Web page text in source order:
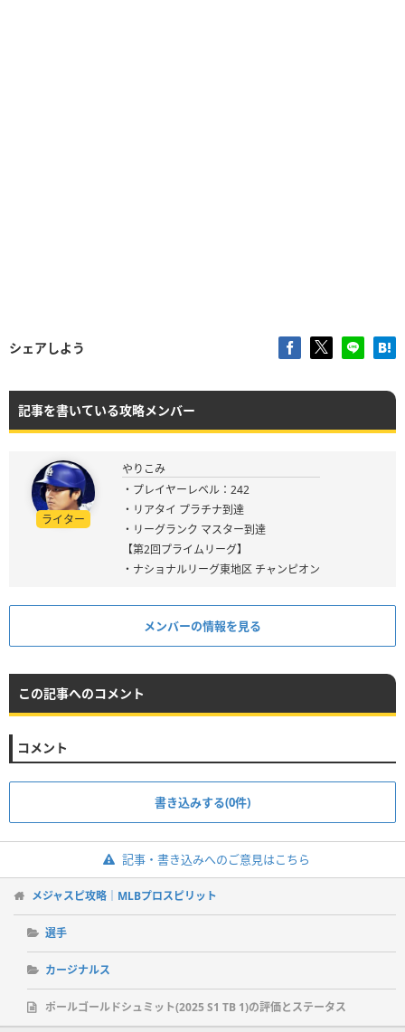
シェアしよう
記事を書いている攻略メンバー
ライター
やりこみ
・プレイヤーレベル：242
・リアタイ プラチナ到達
・リーグランク マスター到達
【第2回プライムリーグ】
・ナショナルリーグ東地区 チャンピオン
メンバーの情報を見る
この記事へのコメント
コメント
書き込みする(0件)
記事・書き込みへのご意見はこちら
メジャスピ攻略｜MLBプロスピリット
選手
カージナルス
ポールゴールドシュミット(2025 S1 TB 1)の評価とステータス